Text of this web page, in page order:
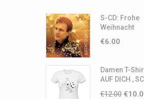
S-CD: Frohe
Weihnacht
€6.00
Damen T-
AUF DICH ,
€12.00 €